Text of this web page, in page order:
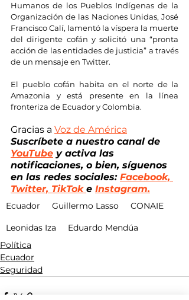
Humanos de los Pueblos Indígenas de la
Organización de las Naciones Unidas, José
Francisco Calí, lamentó la víspera la muerte
del dirigente cofán y solicitó una “pronta
acción de las entidades de justicia” a través
de un mensaje en Twitter.
El pueblo cofán habita en el norte de la
Amazonia y está presente en la línea
fronteriza de Ecuador y Colombia.
Gracias a Voz de América
Suscríbete a nuestro canal de
YouTube y activa las
notificaciones, o bien, síguenos
en las redes sociales: Facebook,
Twitter, TikTok e Instagram.
Ecuador Guillermo Lasso CONAIE
Leonidas Iza
Eduardo Mendúa
Política
Ecuador
Seguridad